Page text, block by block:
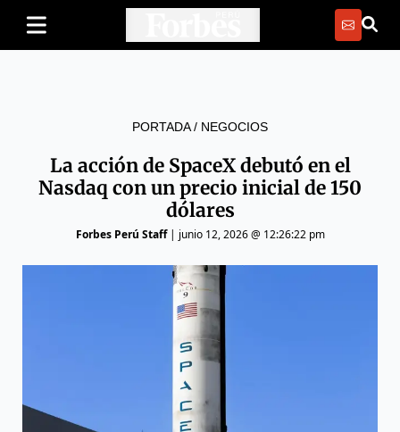
PORTADA/ NEGOCIOS
La acción de SpaceX debutó en el
Nasdaq con un precio inicial de 150
dólares
Forbes Perú Staff| junio 12, 2026 @ 12:26:22 pm